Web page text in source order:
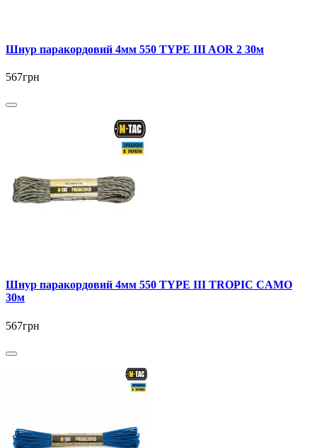
Шнур паракордовий 4мм 550 TYPE III AOR 2 30м
567грн
Шнур паракордовий 4мм 550 TYPE III TROPIC CAMO
30м
567грн